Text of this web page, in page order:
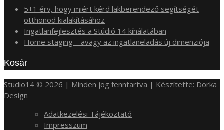
5+1 érv, hogy miért kérd lakberendező segítségét
otthonod kialakításához
Ingatlanfejlesztés a Stúdió 14 kínálatában
Home staging – avagy az ingatlaneladás új dimenziója
Kosár
Studio14 © 2026 | Minden jog fenntartva | Készítette: Dorka
Design
Adatkezelési Tájékoztató
Impresszum